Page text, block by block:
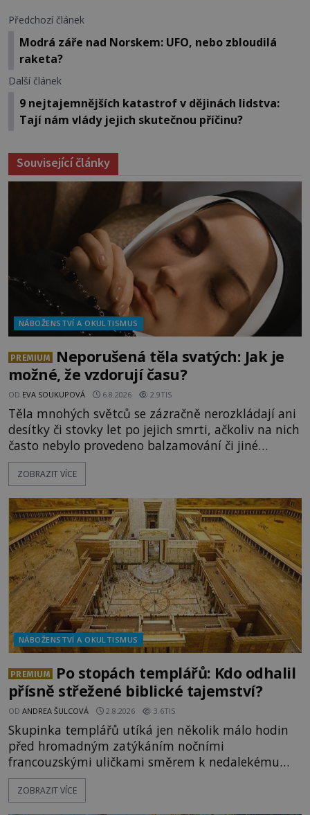
Předchozí článek
Modrá záře nad Norskem: UFO, nebo zbloudilá
raketa?
Další článek
9 nejtajemnějších katastrof v dějinách lidstva:
Tají nám vlády jejich skutečnou příčinu?
Související články
NÁBOŽENSTVÍ A OKULTISMUS
PREMIUM
Neporušená těla svatých: Jak je
možné, že vzdorují času?
OD EVA SOUKUPOVÁ 6.8.2026 2.9TIS
Těla mnohých světců se zázračně nerozkládají ani
desítky či stovky let po jejich smrti, ačkoliv na nich
často nebylo provedeno balzamování či jiné
pokusy o konzervaci. Neporušené ostatky bývají
považovány za důkaz svatosti zemřelých. Jaké
osobností ochraňují? Na hřbitově u kláštera
Milosrdných
ZOBRAZIT VÍCE
NÁBOŽENSTVÍ A OKULTISMUS
PREMIUM
Po stopách templářů: Kdo odhalil
přísně střežené biblické tajemství?
OD ANDREA ŠULCOVÁ 2.8.2026 3.6TIS
Skupinka templářů utíká jen několik málo hodin
před hromadným zatýkáním nočními
francouzskými uličkami směrem k nedalekému
přístavu. Jeden z nich má přes ramena ranec s
tajemným obsahem. Kapitán lodi už na ně čeká.
ZOBRAZIT VÍCE